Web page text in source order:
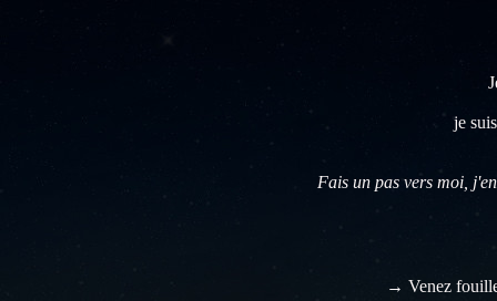
je
Fais un pas vers moi,
→ Venez